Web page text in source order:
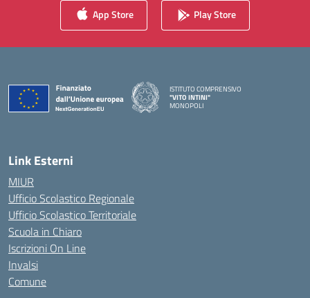
App Store Play Store
ISTITUTO COMPRENSIVO
"VITO INTINI"
MONOPOLI
Link Esterni
MIUR
Ufficio Scolastico Regionale
Ufficio Scolastico Territoriale
Scuola in Chiaro
Iscrizioni On Line
Invalsi
Comune